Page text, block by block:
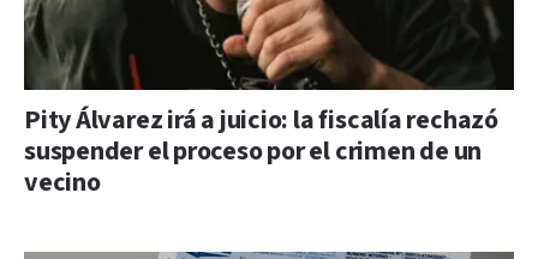
Pity Álvarez irá a juicio: la fiscalía rechazó
suspender el proceso por el crimen de un
vecino